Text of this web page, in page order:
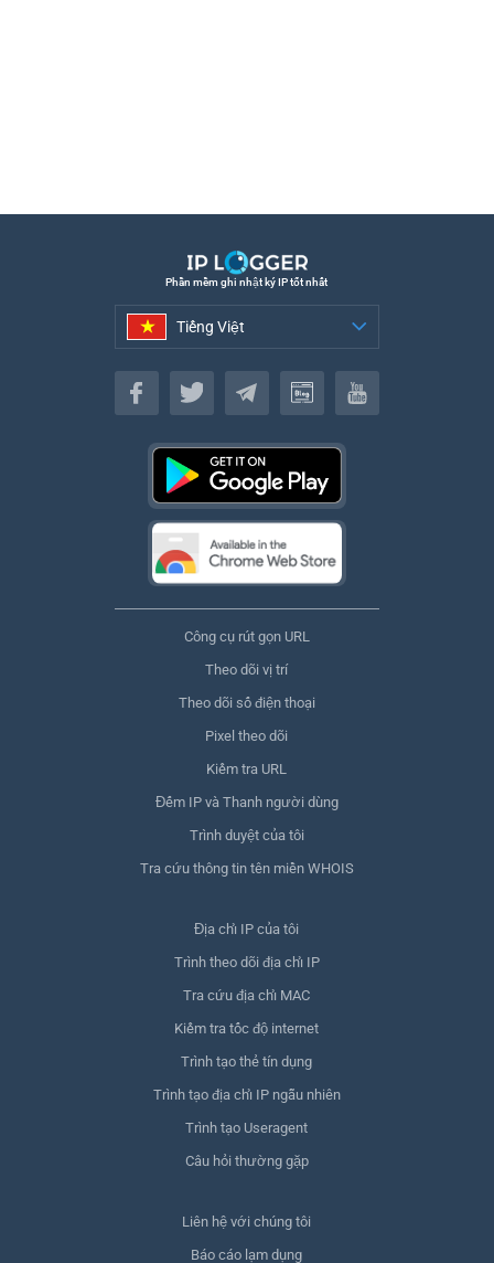
Phần mềm ghi nhật ký IP tốt nhất
Tiếng Việt
Tiếng Việt
Công cụ rút gọn URL
Theo dõi vị trí
Theo dõi số điện thoại
Pixel theo dõi
Kiểm tra URL
Đếm IP và Thanh người dùng
Trình duyệt của tôi
Tra cứu thông tin tên miền WHOIS
Địa chỉ IP của tôi
Trình theo dõi địa chỉ IP
Tra cứu địa chỉ MAC
Kiểm tra tốc độ internet
Trình tạo thẻ tín dụng
Trình tạo địa chỉ IP ngẫu nhiên
Trình tạo Useragent
Câu hỏi thường gặp
Liên hệ với chúng tôi
Báo cáo lạm dụng